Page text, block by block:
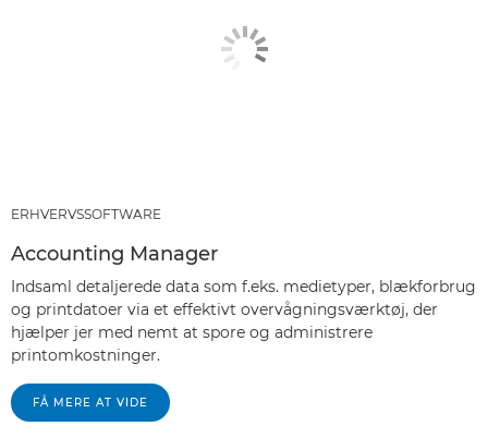
ERHVERVSSOFTWARE
Accounting Manager
Indsaml detaljerede data som f.eks. medietyper, blækforbrug
og printdatoer via et effektivt overvågningsværktøj, der
hjælper jer med nemt at spore og administrere
printomkostninger.
FÅ MERE AT VIDE